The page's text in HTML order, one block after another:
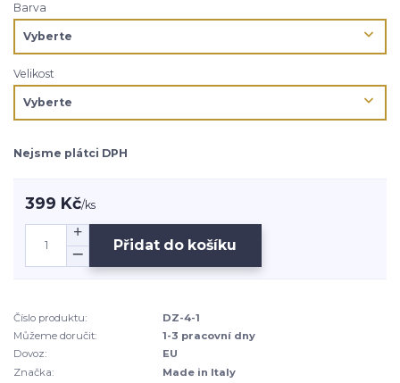
Barva
Velikost
Nejsme plátci DPH
399 Kč/ks
Přidat do košíku
Číslo produktu:
DZ-4-1
Můžeme doručit:
1-3 pracovní dny
Dovoz:
EU
Značka:
Made in Italy